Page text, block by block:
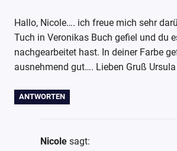
Hallo, Nicole…. ich freue mich sehr
Tuch in Veronikas Buch gefiel und du
nachgearbeitet hast. In deiner Farbe
ausnehmend gut…. Lieben Gruß Ursula
ANTWORTEN
Nicole sagt: